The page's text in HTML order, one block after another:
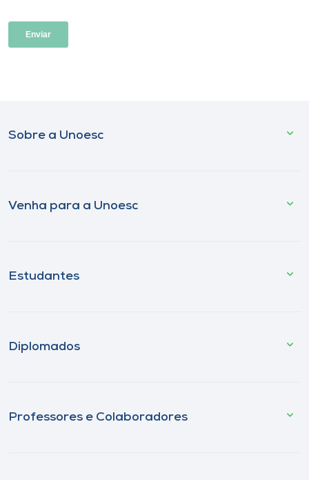
Sobre a Unoesc
Venha para a Unoesc
Estudantes
Diplomados
Professores e Colaboradores